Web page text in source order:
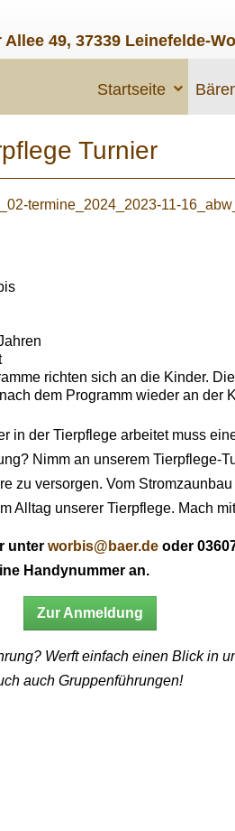
49, 37339 Leinefelde-
Startseite
Turnier
richten sich an die Kinder.
dem Programm wieder an der
in der Tierpflege arbeitet muss
Nimm an unserem Tierpflege-
zu versorgen. Vom
Alltag unserer Tierpflege. Mach
unter worbis@baer.de oder
Handynummer an.
Zur Anmeldung
Werft einfach einen Blick in
auch Gruppenführungen!